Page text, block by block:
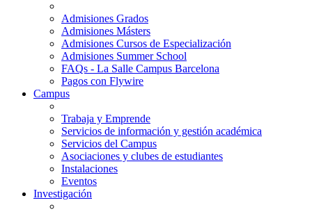
Admisiones Grados
Admisiones Másters
Admisiones Cursos de Especialización
Admisiones Summer School
FAQs - La Salle Campus Barcelona
Pagos con Flywire
Campus
Trabaja y Emprende
Servicios de información y gestión académica
Servicios del Campus
Asociaciones y clubes de estudiantes
Instalaciones
Eventos
Investigación